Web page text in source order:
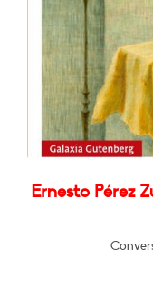
Ernesto Pérez